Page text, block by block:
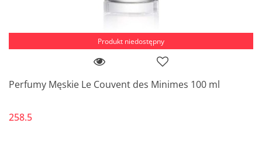
Produkt niedostępny
Perfumy Męskie Le Couvent des Minimes 100 ml
258.5